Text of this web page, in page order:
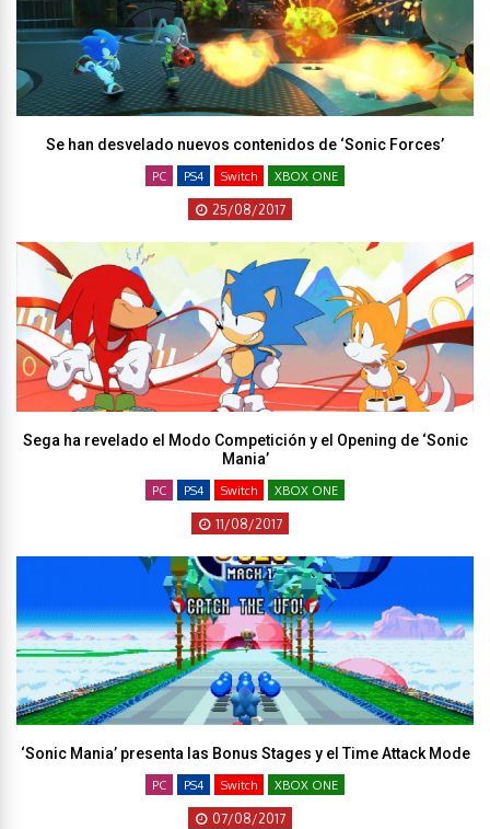
Se han desvelado nuevos contenidos de ‘Sonic Forces’
PC PS4 Switch XBOX ONE
25/08/2017
Sega ha revelado el Modo Competición y el Opening de ‘Sonic
Mania’
PC PS4 Switch XBOX ONE
11/08/2017
‘Sonic Mania’ presenta las Bonus Stages y el Time Attack Mode
PC PS4 Switch XBOX ONE
07/08/2017